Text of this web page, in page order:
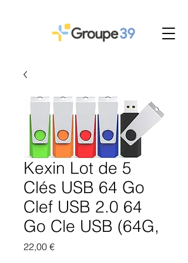
Kexin Lot de 5
Clés USB 64 Go
Clef USB 2.0 64
Go Cle USB (64G,
22,00 €Prix